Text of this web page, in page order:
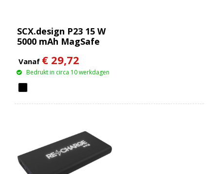
SCX.design P23 15 W
5000 mAh MagSafe
Vanaf € 29,72
Bedrukt in circa 10 werkdagen